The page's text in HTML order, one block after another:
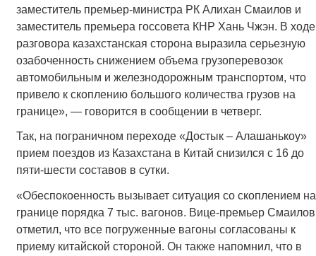
заместитель премьер-министра РК Алихан Смаилов и
заместитель премьера госсовета КНР Хань Чжэн. В ходе
разговора казахстанская сторона выразила серьезную
озабоченность снижением объема грузоперевозок
автомобильным и железнодорожным транспортом, что
привело к скоплению большого количества грузов на
границе», — говорится в сообщении в четверг.
Так, на пограничном переходе «Достык – Алашанькоу»
прием поездов из Казахстана в Китай снизился с 16 до
пяти-шести составов в сутки.
«Обеспокоенность вызывает ситуация со скоплением на
границе порядка 7 тыс. вагонов. Вице-премьер Смаилов
отметил, что все погруженные вагоны согласованы к
приему китайской стороной. Он также напомнил, что в